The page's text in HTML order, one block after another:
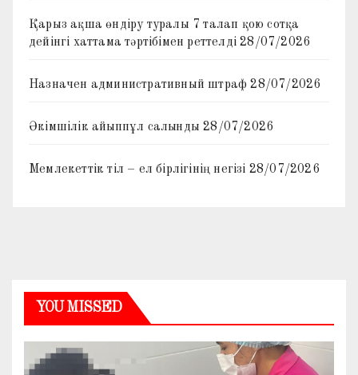
Қарыз ақша өндіру туралы 7 талап қою сотқа
дейінгі хаттама тәртібімен реттелді 28/07/2026
Назначен административный штраф 28/07/2026
Әкімшілік айыппұл салынды 28/07/2026
Мемлекеттік тіл – ел бірлігінің негізі 28/07/2026
YOU MISSED